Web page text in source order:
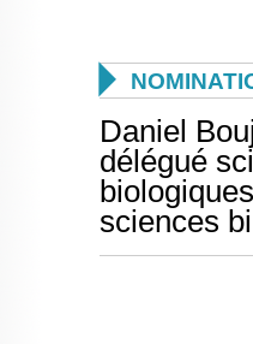

Daniel
délégué
sciences